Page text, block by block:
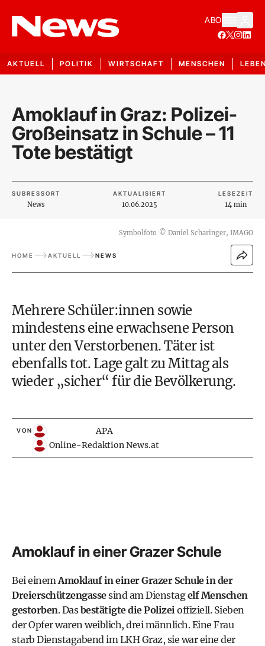
ABO
AKTUELL POLITIK WIRTSCHAFT MENSCHEN
Amoklauf in Graz: Polizei-
Großeinsatz in Schule – 11
Tote bestätigt
SUBRESSORT
News
AKTUALISIERT
10.06.2025
LESEZEIT
14 min
Symbolfoto © Daniel Scharinger, IMAGO
HOME AKTUELL NEWS
Mehrere Schüler:innen sowie
mindestens eine erwachsene Person
unter den Verstorbenen. Täter ist
ebenfalls tot. Lage galt zu Mittag als
wieder „sicher“ für die Bevölkerung.
VON
APA
Online-Redaktion News.at
Amoklauf in einer Grazer Schule
Bei einemAmoklauf in einer Grazer Schule in der
Dreierschützengassesind am Dienstagelf Menschen
gestorben. Dasbestätigte die Polizeioffiziell. Sieben
der Opfer waren weiblich, drei männlich. Eine Frau
starb Dienstagabend im LKH Graz, sie war eine der